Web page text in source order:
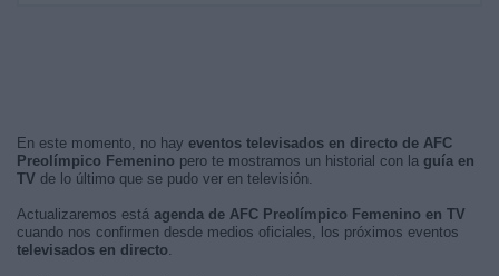
En este momento, no hay eventos televisados en directo de AFC
Preolímpico Femenino pero te mostramos un historial con la guía en
TV de lo último que se pudo ver en televisión.
Actualizaremos está agenda de AFC Preolímpico Femenino en TV
cuando nos confirmen desde medios oficiales, los próximos eventos
televisados en directo.